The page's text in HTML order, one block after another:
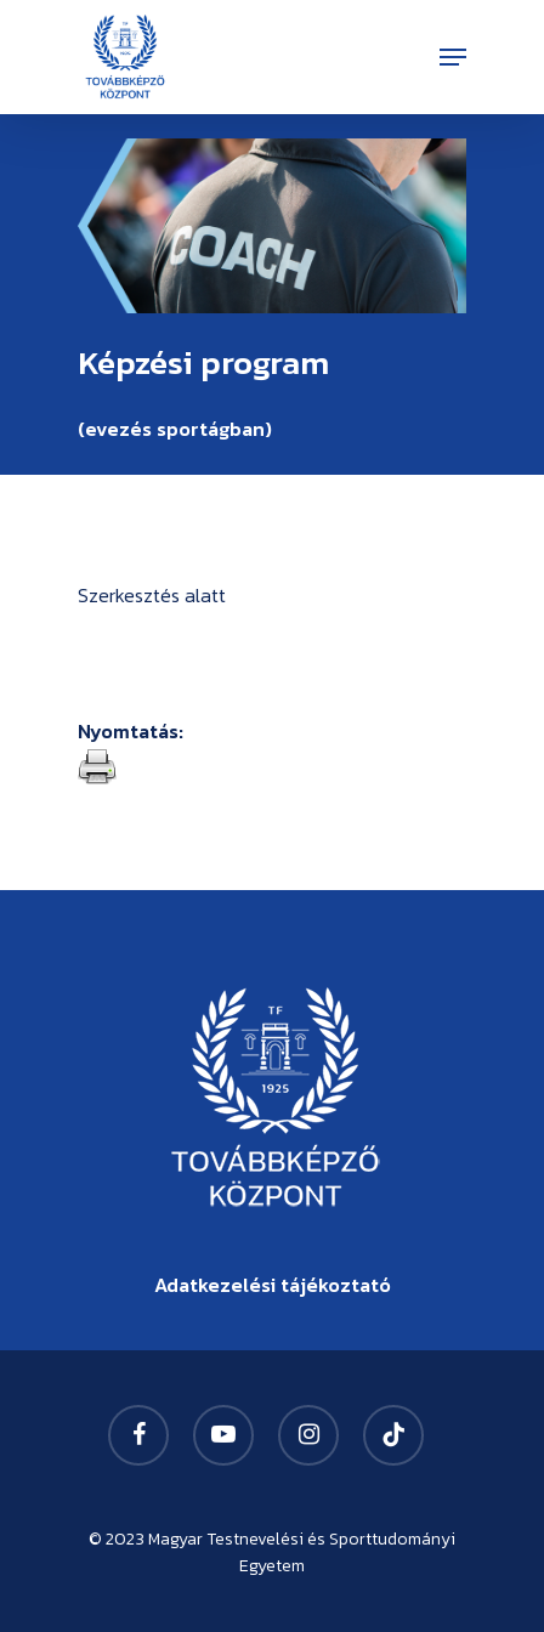
content
Menu
Képzési program
(evezés sportágban)
Szerkesztés alatt
Nyomtatás:
Adatkezelési tájékoztató
facebook youtube instagram tiktok
© 2023Magyar Testnevelési és Sporttudományi
Egyetem
Menu